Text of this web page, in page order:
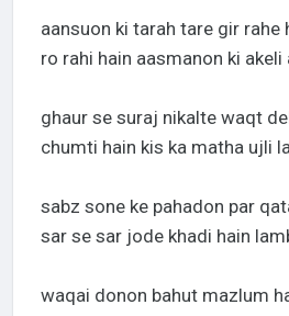
aansuon ki tarah tare gir rahe
ro rahi hain aasmanon ki akeli
ghaur se suraj nikalte waqt
chumti hain kis ka matha ujli
sabz sone ke pahadon par
sar se sar jode khadi hain
waqai donon bahut mazlum